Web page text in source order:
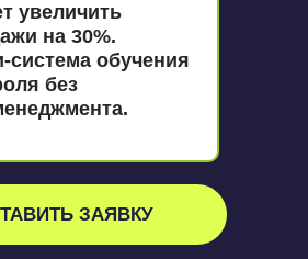
ЗАЯВКУ
увеличить
на 30%.
система обучения
без